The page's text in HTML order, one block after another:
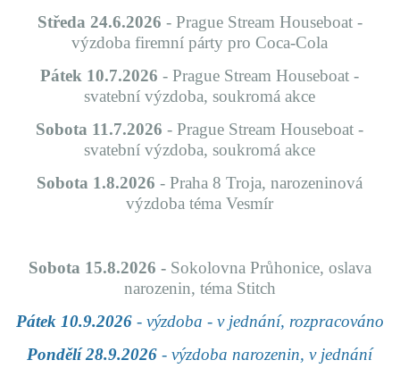
Středa 24.6.2026 - Prague Stream Houseboat -
výzdoba firemní párty pro Coca-Cola
Pátek 10.7.2026 - Prague Stream Houseboat -
svatební výzdoba, soukromá akce
Sobota 11.7.2026 - Prague Stream Houseboat -
svatební výzdoba, soukromá akce
Sobota 1.8.2026 - Praha 8 Troja, narozeninová
výzdoba téma Vesmír
Sobota 15.8.2026 - Sokolovna Průhonice, oslava
narozenin, téma Stitch
Pátek 10.9.2026- výzdoba - v jednání, rozpracováno
Pondělí 28.9.2026 - výzdoba narozenin, v jednání